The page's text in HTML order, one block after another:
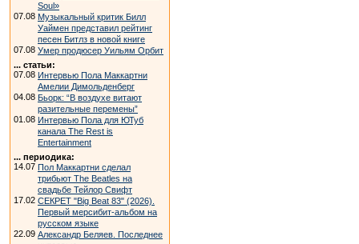
Soul»
07.08 Музыкальный критик Билл
Уаймен представил рейтинг
песен Битлз в новой книге
07.08 Умер продюсер Уильям Орбит
... статьи:
07.08 Интервью Пола Маккартни
Амелии Димольденберг
04.08 Бьорк: “В воздухе витают
разительные перемены”
01.08 Интервью Пола для ЮТуб
канала The Rest is
Entertainment
... периодика:
14.07 Пол Маккартни сделал
трибьют The Beatles на
свадьбе Тейлор Свифт
17.02 СЕКРЕТ "Big Beat 83" (2026).
Первый мерсибит-альбом на
русском языке
22.09 Александр Беляев. Последнее